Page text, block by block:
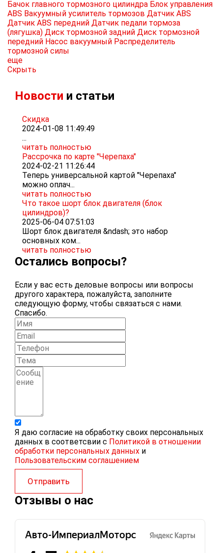
Бачок главного тормозного цилиндра Блок управления
ABS Вакуумный усилитель тормозов Датчик ABS
Датчик ABS передний Датчик педали тормоза
(лягушка) Диск тормозной задний Диск тормозной
передний Насос вакуумный Распределитель
тормозной силы
еще
Скрыть
Новости и статьи
Скидка
2024-01-08 11:49:49
...
читать полностью
Рассрочка по карте "Черепаха"
2024-02-21 11:26:44
Теперь универсальной картой "Черепаха"
можно оплач...
читать полностью
Что такое шорт блок двигателя (блок
цилиндров)?
2025-06-04 07:51:03
Шорт блок двигателя &ndash; это набор
основных ком...
читать полностью
Остались вопросы?
Если у вас есть деловые вопросы или вопросы
другого характера, пожалуйста, заполните
следующую форму, чтобы связаться с нами.
Спасибо.
Я даю согласие на обработку своих персональных
данных в соответсвии с Политикой в отношении
обработки персональных данных и
Пользовательским соглашением
Отправить
Отзывы о нас